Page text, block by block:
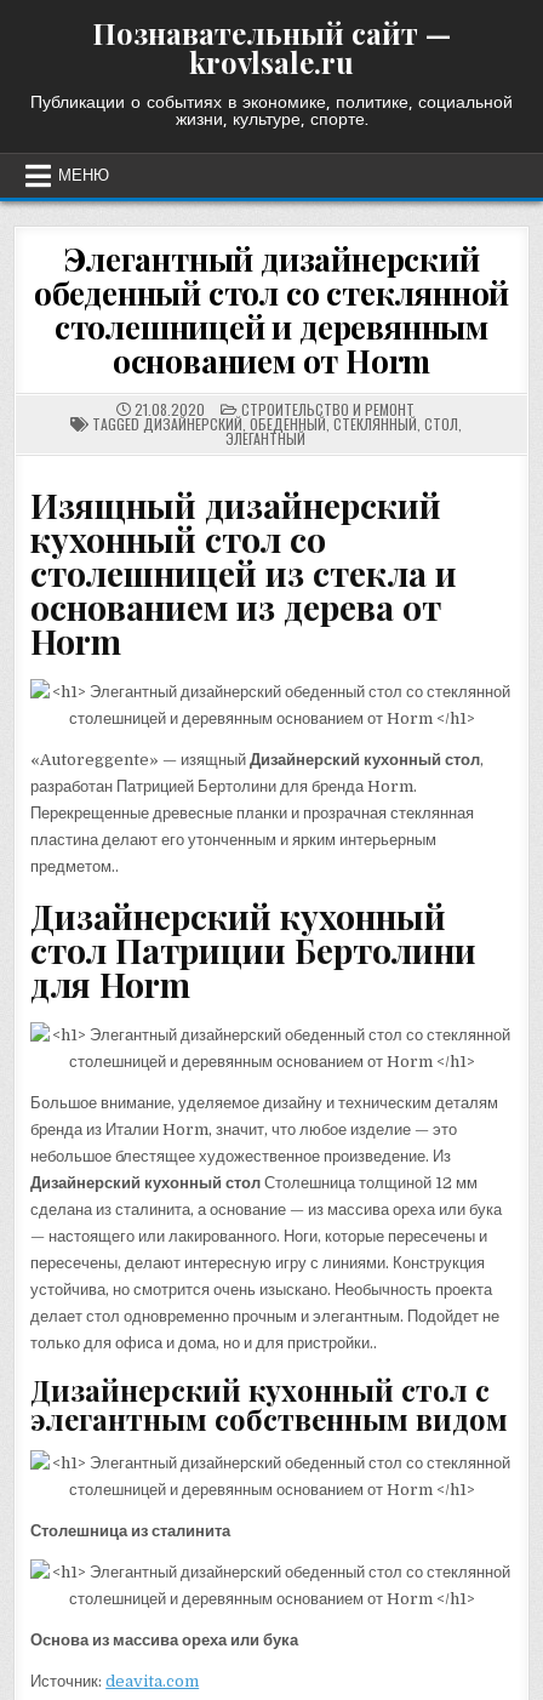
Познавательный сайт —
krovlsale.ru
Публикации о событиях в экономике, политике, социальной
жизни, культуре, спорте.
МЕНЮ
Элегантный дизайнерский
обеденный стол со стеклянной
столешницей и деревянным
основанием от Horm
21.08.2020 POSTED
IN
СТРОИТЕЛЬСТВО И РЕМОНТ
TAGGED ДИЗАЙНЕРСКИЙ ОБЕДЕННЫЙ СТЕКЛЯННЫЙ СТОЛ
ЭЛЕГАНТНЫЙ
Изящный дизайнерский
кухонный стол со
столешницей из стекла и
основанием из дерева от
Horm
«Autoreggente» — изящныйДизайнерский кухонный стол,
разработан Патрицией Бертолини для бренда Horm.
Перекрещенные древесные планки и прозрачная стеклянная
пластина делают его утонченным и ярким интерьерным
предметом..
Дизайнерский кухонный
стол Патриции Бертолини
для Horm
Большое внимание, уделяемое дизайну и техническим деталям
бренда из Италии Horm, значит, что любое изделие — это
небольшое блестящее художественное произведение. Из
Дизайнерский кухонный стол Столешница толщиной 12 мм
сделана из сталинита, а основание — из массива ореха или бука
— настоящего или лакированного. Ноги, которые пересечены и
пересечены, делают интересную игру с линиями. Конструкция
устойчива, но смотрится очень изыскано. Необычность проекта
делает стол одновременно прочным и элегантным. Подойдет не
только для офиса и дома, но и для пристройки..
Дизайнерский кухонный стол с
элегантным собственным видом
Столешница из сталинита
Основа из массива ореха или бука
Источник:deavita.com